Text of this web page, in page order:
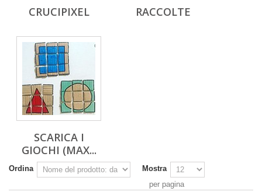
CRUCIPIXEL RACCOLTE
SCARICA I
GIOCHI (MAX...
Ordina
Mostra
per pagina